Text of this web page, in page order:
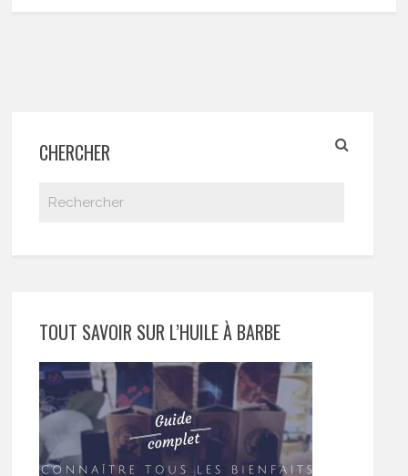
CHERCHER
TOUT SAVOIR SUR L’HUILE À BARBE